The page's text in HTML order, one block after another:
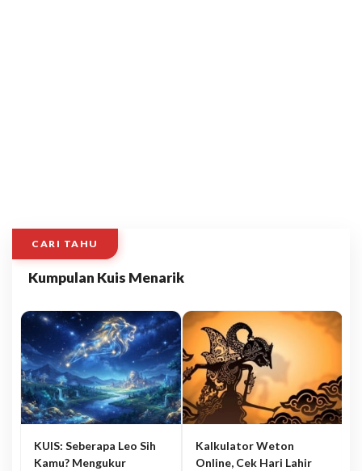
CARI TAHU
Kumpulan Kuis Menarik
KUIS: Seberapa Leo Sih
Kamu? Mengukur
Kalkulator Weton
Online, Cek Hari Lahir